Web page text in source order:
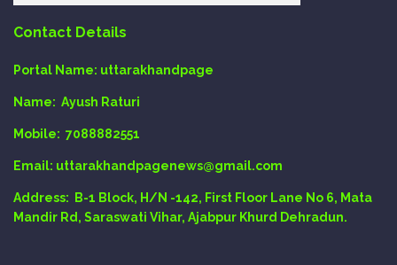
Contact Details
Portal Name: uttarakhandpage
Name: Ayush Raturi
Mobile: 7088882551
Email: uttarakhandpagenews@gmail.com
Address:
B-1 Block, H/N -142, First Floor Lane No 6, Mata
Mandir Rd, Saraswati Vihar, Ajabpur Khurd Dehradun.